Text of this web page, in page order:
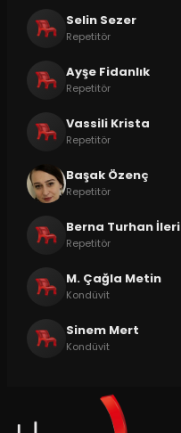
Selin Sezer
Repetitör
Ayşe Fidanlık
Repetitör
Vassili Krista
Repetitör
Başak Özenç
Repetitör
Berna Turhan İleri
Repetitör
M. Çağla Metin
Kondüvit
Sinem Mert
Kondüvit